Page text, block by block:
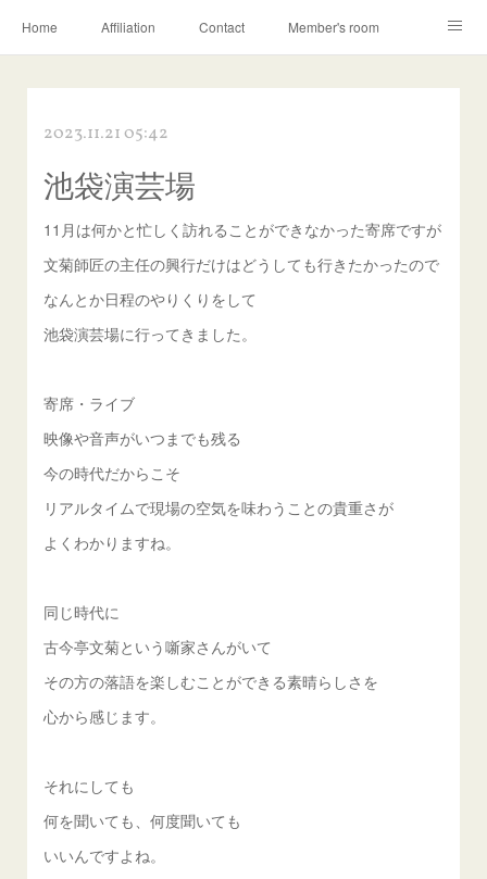
Home Affiliation Contact Member's room
2023.11.21 05:42
池袋演芸場
11月は何かと忙しく訪れることができなかった寄席ですが
文菊師匠の主任の興行だけはどうしても行きたかったので
なんとか日程のやりくりをして
池袋演芸場に行ってきました。
寄席・ライブ
映像や音声がいつまでも残る
今の時代だからこそ
リアルタイムで現場の空気を味わうことの貴重さが
よくわかりますね。
同じ時代に
古今亭文菊という噺家さんがいて
その方の落語を楽しむことができる素晴らしさを
心から感じます。
それにしても
何を聞いても、何度聞いても
いいんですよね。